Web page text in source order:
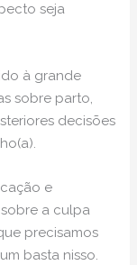
seja
à grande
sobre parto,
decisões
e
a culpa
precisamos
basta nisso.